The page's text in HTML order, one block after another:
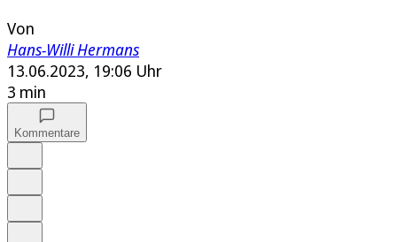
Von
Hans-Willi Hermans
13.06.2023, 19:06 Uhr
3 min
Kommentare